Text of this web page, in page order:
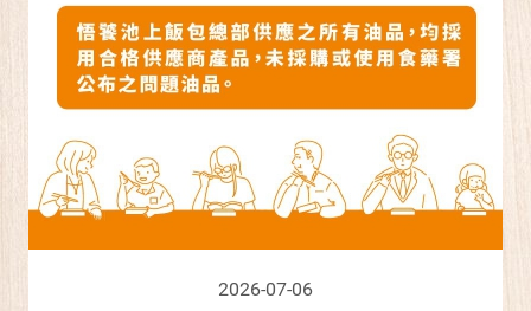
2026-07-06